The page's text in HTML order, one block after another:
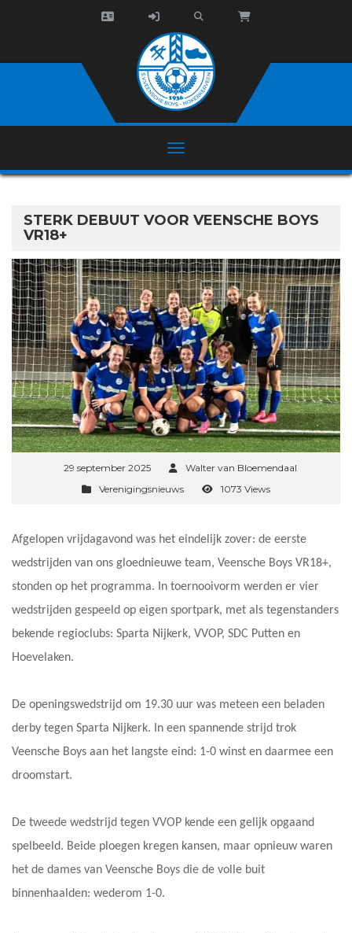
STERK DEBUUT VOOR VEENSCHE BOYS
VR18+
29 september 2025
Walter van Bloemendaal
Verenigingsnieuws
1073 Views
Afgelopen vrijdagavond was het eindelijk zover: de eerste
wedstrijden van ons gloednieuwe team, Veensche Boys VR18+,
stonden op het programma. In toernooivorm werden er vier
wedstrijden gespeeld op eigen sportpark, met als tegenstanders
bekende regioclubs: Sparta Nijkerk, VVOP, SDC Putten en
Hoevelaken.
De openingswedstrijd om 19.30 uur was meteen een beladen
derby tegen Sparta Nijkerk. In een spannende strijd trok
Veensche Boys aan het langste eind: 1-0 winst en daarmee een
droomstart.
De tweede wedstrijd tegen VVOP kende een gelijk opgaand
spelbeeld. Beide ploegen kregen kansen, maar opnieuw waren
het de dames van Veensche Boys die de volle buit
binnenhaalden: wederom 1-0.